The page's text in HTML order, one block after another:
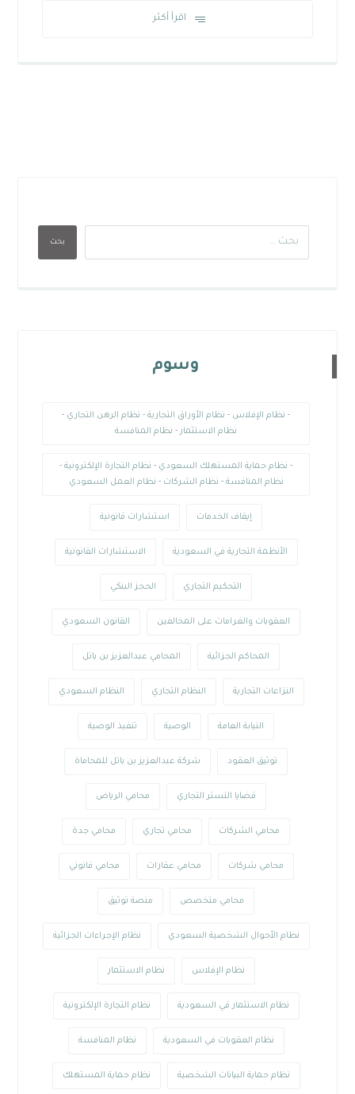
اقرأ أكثر
بحث
وسوم
- نظام الإفلاس - نظام الأوراق التجارية - نظام الرهن التجاري -
نظام الاستثمار - نظام المنافسة
- نظام حماية المستهلك السعودي - نظام التجارة الإلكترونية -
نظام المنافسة - نظام الشركات - نظام العمل السعودي
إيقاف الخدمات استشارات قانونية
الأنظمة التجارية في السعودية الاستشارات القانونية
التحكيم التجاري الحجز البنكي
العقوبات والغرامات على المخالفين القانون السعودي
المحاكم الجزائية المحامي عبدالعزيز بن باتل
النزاعات التجارية النظام التجاري النظام السعودي
النيابة العامة الوصية تنفيذ الوصية
توثيق العقود شركة عبدالعزيز بن باتل للمحاماة
قضايا التستر التجاري محامي الرياض
محامي الشركات محامي تجاري محامي جدة
محامي شركات محامي عقارات محامي قانوني
محامي متخصص منصة توثيق
نظام الأحوال الشخصية السعودي نظام الإجراءات الجزائية
نظام الإفلاس نظام الاستثمار
نظام الاستثمار في السعودية نظام التجارة الإلكترونية
نظام العقوبات في السعودية نظام المنافسة
نظام حماية البيانات الشخصية نظام حماية المستهلك